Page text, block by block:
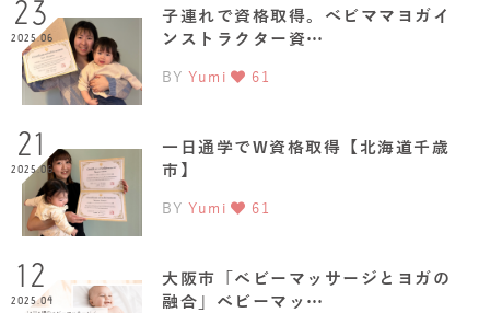
23
2025.06
子連れで資格取得。べビママヨガイ
ンストラクター資…
BY Yumi 61
21
2025.06
一日通学でW資格取得【北海道千歳
市】
BY Yumi 61
12
2025.04
大阪市「ベビーマッサージとヨガの
融合」ベビーマッ…